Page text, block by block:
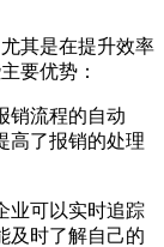
其是在提升效率
要优势：
销流程的自动
高了报销的处理
业可以实时追踪
及时了解自己的